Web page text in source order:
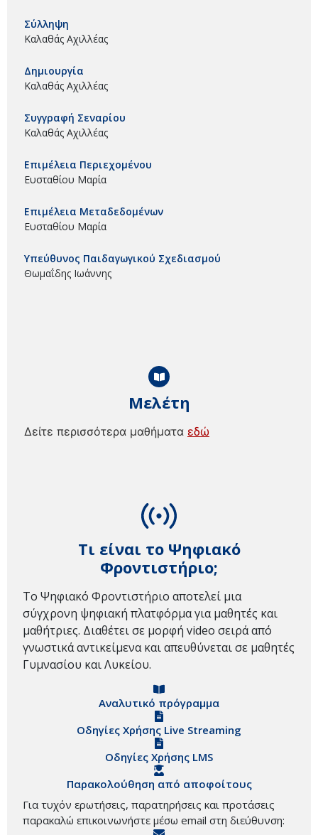
Τι είναι το Ψηφιακό
Φροντιστήριο;
Το Ψηφιακό Φροντιστήριο αποτελεί μια
σύγχρονη ψηφιακή πλατφόρμα για μαθητές και
μαθήτριες. Διαθέτει σε μορφή video σειρά από
γνωστικά αντικείμενα και απευθύνεται σε μαθητές
Γυμνασίου και Λυκείου.
Αναλυτικό πρόγραμμα
Οδηγίες Χρήσης Live Streaming
Οδηγίες Χρήσης LMS
Παρακολούθηση από αποφοίτους
Για τυχόν ερωτήσεις, παρατηρήσεις και προτάσεις
παρακαλώ επικοινωνήστε μέσω email στη διεύθυνση:
Μελέτη
Δείτε περισσότερα μαθήματα εδώ
Σύλληψη
Καλαθάς Αχιλλέας
Δημιουργία
Καλαθάς Αχιλλέας
Συγγραφή Σεναρίου
Καλαθάς Αχιλλέας
Επιμέλεια Περιεχομένου
Ευσταθίου Μαρία
Επιμέλεια Μεταδεδομένων
Ευσταθίου Μαρία
Υπεύθυνος Παιδαγωγικού Σχεδιασμού
Θωμαΐδης Ιωάννης